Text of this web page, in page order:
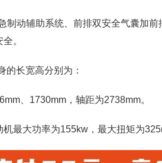
制动辅助系统、前排双安全气囊加
。
的长宽高分别为：
、1730mm，轴距为2738mm。
最大功率为155kw，最大扭矩为